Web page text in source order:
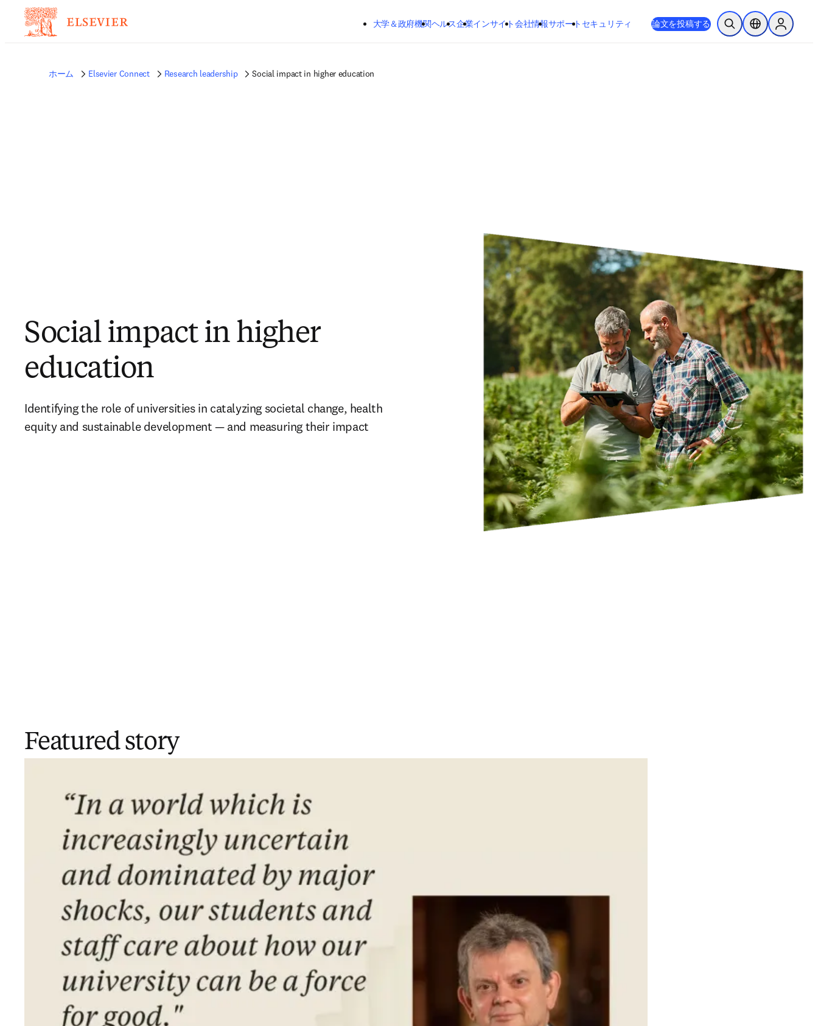
メインのコンテンツにスキップする
大学＆政府機関ヘルス企業インサイト会社情報サポート 新しいタブ／ウィンドウで開く
opens in new tab/window
セキュリティ 論文を投稿する 検索を開くロケーションセ
Sign in to
ホーム Elsevier Connect Research leadership Social impact in higher education
Social impact in higher
education
Identifying the role of universities in catalyzing societal change, health
equity and sustainable development — and measuring their impact
Featured story